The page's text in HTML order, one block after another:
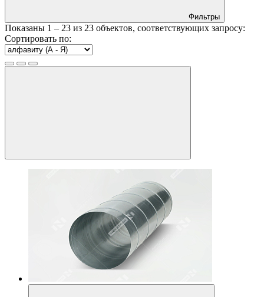
Фильтры
Показаны 1 – 23 из 23 объектов, соответствующих запросу:
Сортировать по: